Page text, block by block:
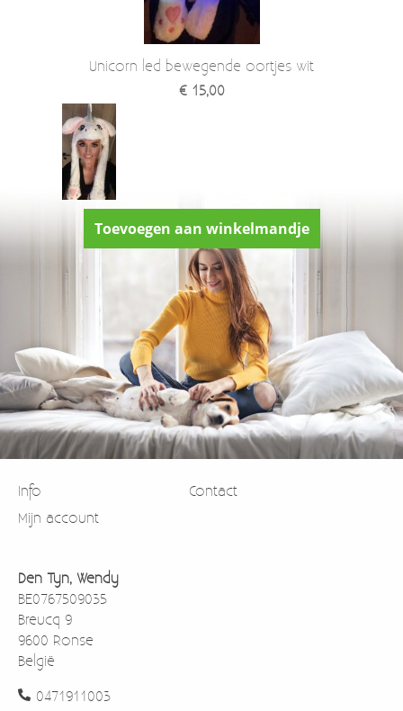
Unicorn led bewegende oortjes wit
€ 15,00
Toevoegen aan winkelmandje
Info
Contact
Mijn account
Den Tyn, Wendy
BE0767509035
Breucq 9
9600 Ronse
België
0471911003